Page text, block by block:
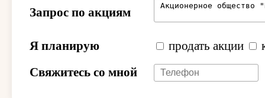
Запрос по акциям
Я планирую продать акции
Свяжитесь со мной